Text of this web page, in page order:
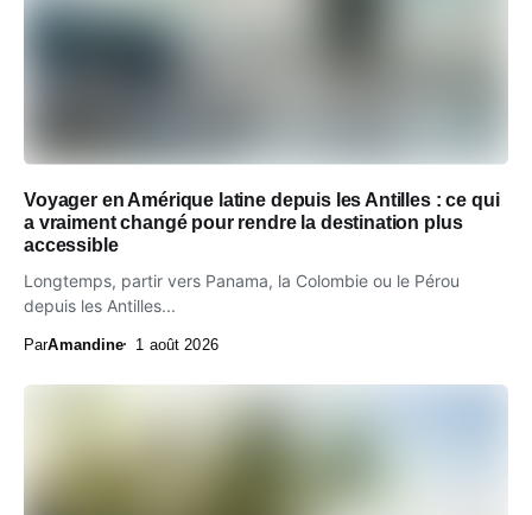
Voyager en Amérique latine depuis les Antilles : ce qui
a vraiment changé pour rendre la destination plus
accessible
Longtemps, partir vers Panama, la Colombie ou le Pérou
depuis les Antilles...
ParAmandine 1 août 2026